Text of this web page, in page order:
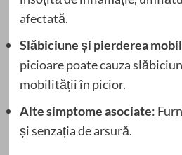
afectată.
Slăbiciune și pierderea
picioare poate cauza
mobilității în picior.
Alte simptome asociate:
și senzația de arsură.